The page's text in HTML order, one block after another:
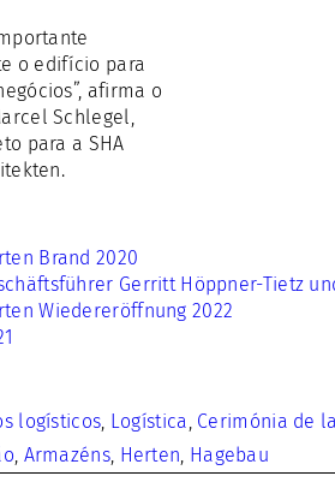
o edifício para
afirma o
Schlegel,
para a SHA
logísticos, Logística, Cerimónia de
, Armazéns, Herten, Hagebau